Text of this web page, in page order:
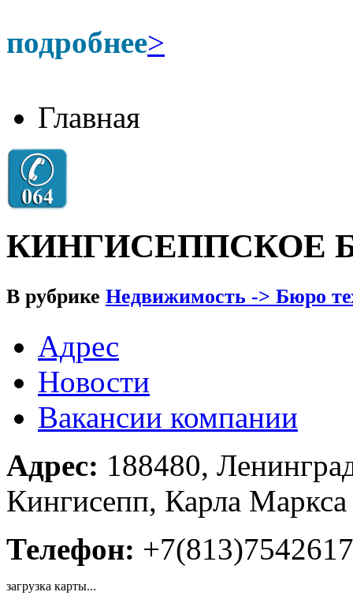
подробнее>
Главная
КИНГИСЕППСКОЕ
В рубрике Недвижимость -> Бюро
Адрес
Новости
Вакансии компании
Адрес: 188480,
Кингисепп, Карла Маркса
Телефон: +7(813)7542617
загрузка карты...